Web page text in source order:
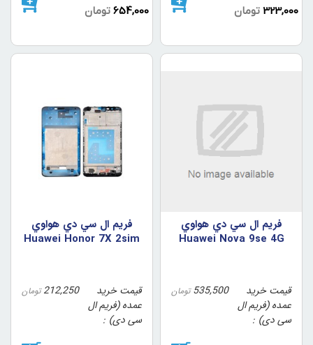
323,000 تومان 654,000 تومان
فريم ال سي دي هواوي
Huawei Nova 9se 4G
قیمت خرید
عمده (فریم ال
سی دی)
535,500 تومان
فريم ال سي دي هواوي
Huawei Honor 7X 2sim
قیمت خرید
عمده (فریم ال
سی دی)
212,250 تومان